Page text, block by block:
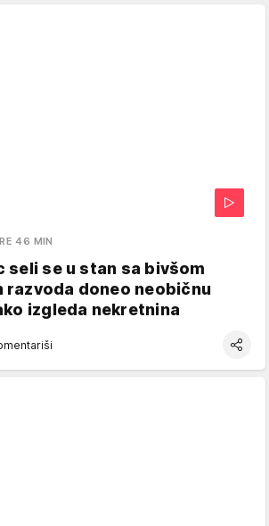
46 MIN
seli se u stan sa bivšom
razvoda doneo neobičnu
izgleda nekretnina